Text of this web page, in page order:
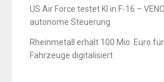
US Air Force testet KI in F-16 –
autonome Steuerung
Rheinmetall erhält 100 Mio. Euro
Fahrzeuge digitalisiert